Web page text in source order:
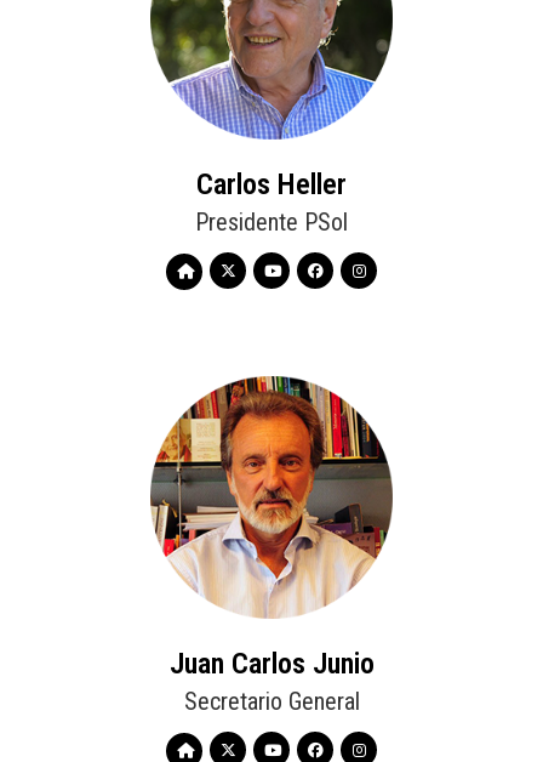
Carlos Heller
Presidente PSol
Juan Carlos Junio
Secretario General